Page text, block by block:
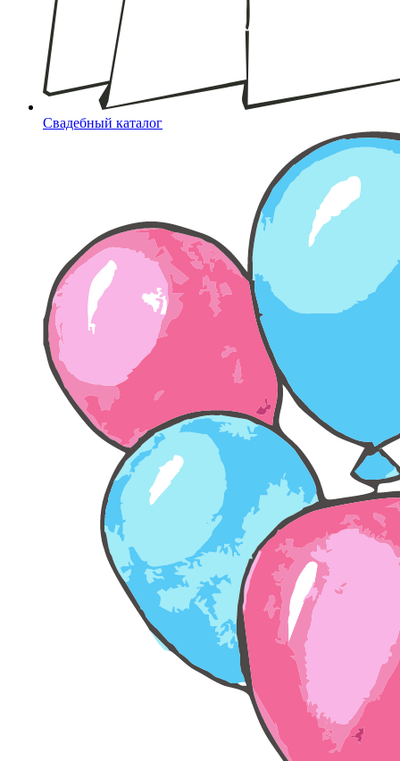
Свадебный каталог